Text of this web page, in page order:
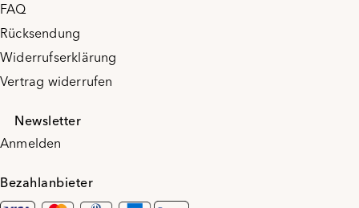
FAQ
Rücksendung
Widerrufserklärung
Vertrag widerrufen
Newsletter
Anmelden
Bezahlanbieter